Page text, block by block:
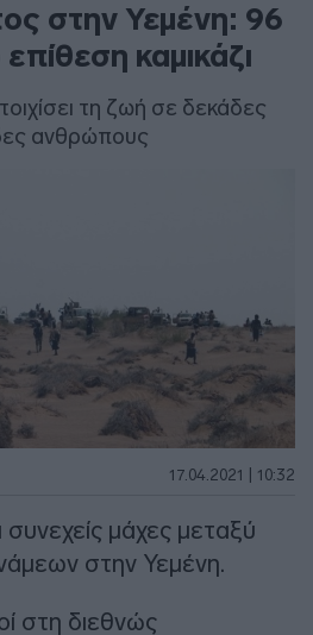
στην Υεμένη: 96
καμικάζι
τη ζωή σε δεκάδες
ανθρώπους
17.04.2021 | 10:32
μάχες μεταξύ
στην Υεμένη.
στη διεθνώς